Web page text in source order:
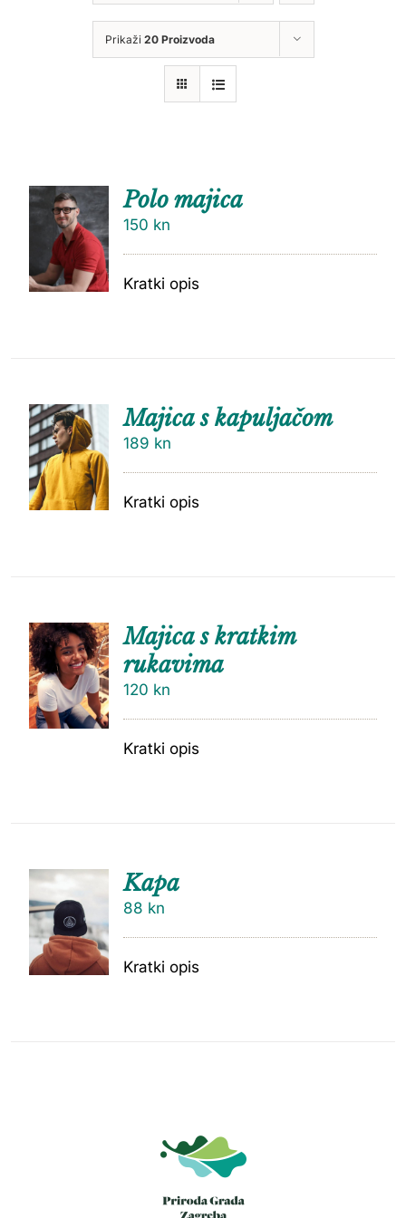
Prikaži 20 Proizvoda
DODAJ
U
KOŠARI
Polo majica
150 kn
Kratki opis
U
KOŠARI
Majica s kapuljačom
189 kn
Kratki opis
DODAJ
U
CU
Majica s kratkim
rukavima
120 kn
Kratki opis
KOŠARI
CU
Kapa
88 kn
Kratki opis